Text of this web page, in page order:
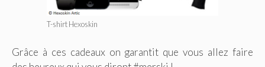
T-shirt Hexoskin
Grâce à ces cadeaux on garantit que vous allez faire